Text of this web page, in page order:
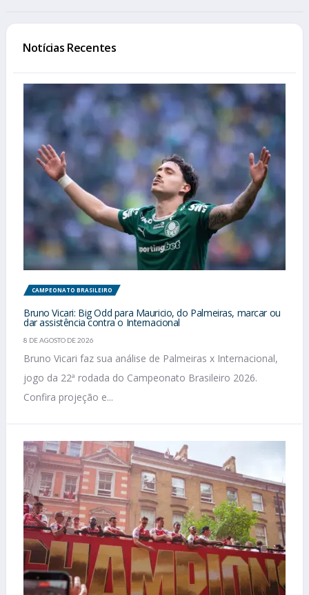
Notícias Recentes
CAMPEONATO BRASILEIRO
Bruno Vicari: Big Odd para Mauricio, do Palmeiras, marcar ou
dar assistência contra o Internacional
8 DE AGOSTO DE 2026
Bruno Vicari faz sua análise de Palmeiras x Internacional,
jogo da 22ª rodada do Campeonato Brasileiro 2026.
Confira projeção e...